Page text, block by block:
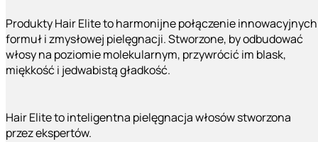
Produkty Hair Elite to harmonijne połączenie innowacyjnych
formuł i zmysłowej pielęgnacji. Stworzone, by odbudować
włosy na poziomie molekularnym, przywrócić im blask,
miękkość i jedwabistą gładkość.
Hair Elite to inteligentna pielęgnacja włosów stworzona
przez ekspertów.